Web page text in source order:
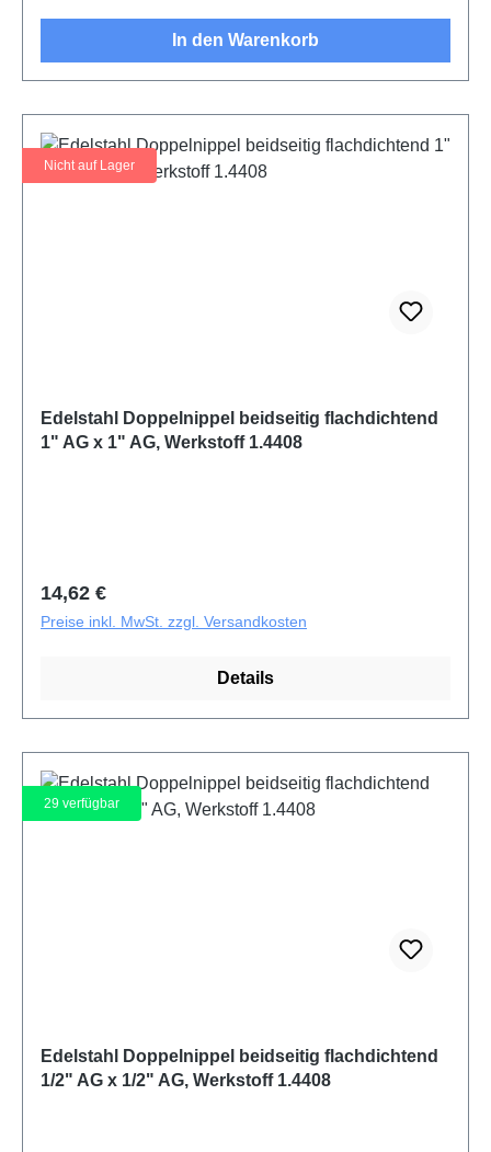
In den Warenkorb
Nicht auf Lager
Edelstahl Doppelnippel beidseitig flachdichtend
1" AG x 1" AG, Werkstoff 1.4408
Regulärer Preis:
14,62 €
Preise inkl. MwSt. zzgl. Versandkosten
Details
29 verfügbar
Edelstahl Doppelnippel beidseitig flachdichtend
1/2" AG x 1/2" AG, Werkstoff 1.4408